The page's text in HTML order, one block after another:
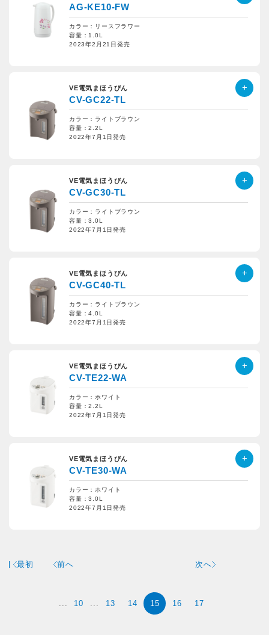
AG-KE10-FW
カラー：リースフラワー
容量：1.0L
2023年2月21日発売
VE電気まほうびん
CV-GC22-TL
カラー：ライトブラウン
容量：2.2L
2022年7月1日発売
VE電気まほうびん
CV-GC30-TL
カラー：ライトブラウン
容量：3.0L
2022年7月1日発売
VE電気まほうびん
CV-GC40-TL
カラー：ライトブラウン
容量：4.0L
2022年7月1日発売
VE電気まほうびん
CV-TE22-WA
カラー：ホワイト
容量：2.2L
2022年7月1日発売
VE電気まほうびん
CV-TE30-WA
カラー：ホワイト
容量：3.0L
2022年7月1日発売
最初 前へ
10 13 14 15 16 17
次へ